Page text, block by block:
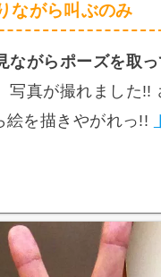
ながら叫ぶのみ
ながらポーズを取
写真が撮れました!!
絵を描きやがれっ!!